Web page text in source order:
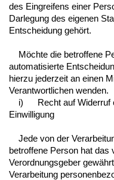
des Eingreifens einer
Darlegung des eigenen
Entscheidung gehört.
Möchte die betroffene
automatisierte
hierzu jederzeit an einen
Verantwortlichen wenden.
i) Recht auf Widerruf
Einwilligung
Jede von der
betroffene Person hat das
Verordnungsgeber
Verarbeitung